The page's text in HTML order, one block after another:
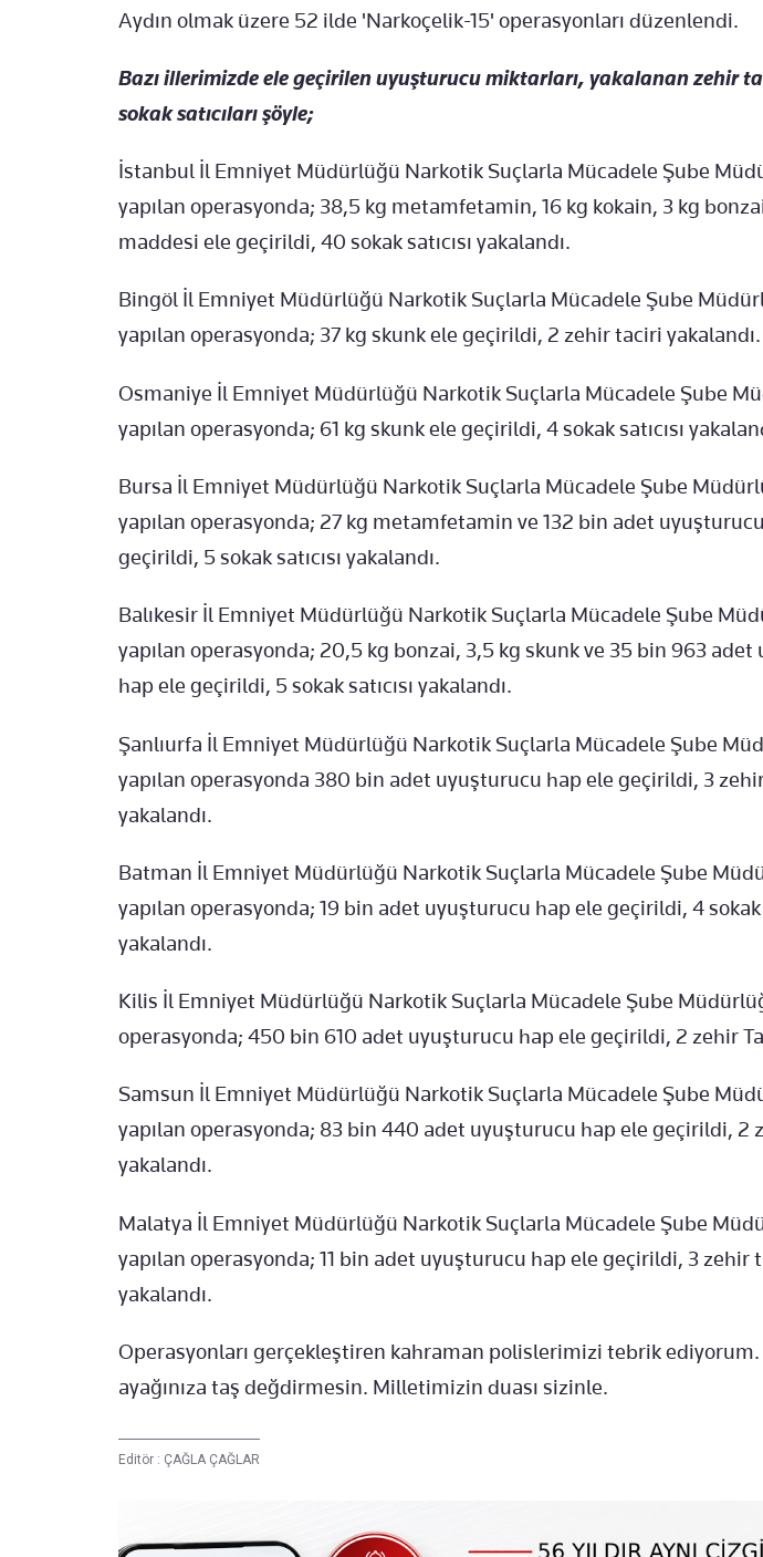
Aydın olmak üzere 52 ilde 'Narkoçelik-15' operasyonları düzenlendi.
Bazı illerimizde ele geçirilen uyuşturucu miktarları, yakalanan zehir
sokak satıcıları şöyle;
İstanbul İl Emniyet Müdürlüğü Narkotik Suçlarla Mücadele Şube
yapılan operasyonda; 38,5 kg metamfetamin, 16 kg kokain, 3 kg
maddesi ele geçirildi, 40 sokak satıcısı yakalandı.
Bingöl İl Emniyet Müdürlüğü Narkotik Suçlarla Mücadele Şube
yapılan operasyonda; 37 kg skunk ele geçirildi, 2 zehir taciri yakalandı.
Osmaniye İl Emniyet Müdürlüğü Narkotik Suçlarla Mücadele Şube
yapılan operasyonda; 61 kg skunk ele geçirildi, 4 sokak satıcısı
Bursa İl Emniyet Müdürlüğü Narkotik Suçlarla Mücadele Şube
yapılan operasyonda; 27 kg metamfetamin ve 132 bin adet
geçirildi, 5 sokak satıcısı yakalandı.
Balıkesir İl Emniyet Müdürlüğü Narkotik Suçlarla Mücadele Şube
yapılan operasyonda; 20,5 kg bonzai, 3,5 kg skunk ve 35 bin 963
hap ele geçirildi, 5 sokak satıcısı yakalandı.
Şanlıurfa İl Emniyet Müdürlüğü Narkotik Suçlarla Mücadele Şube
yapılan operasyonda 380 bin adet uyuşturucu hap ele geçirildi, 3
yakalandı.
Batman İl Emniyet Müdürlüğü Narkotik Suçlarla Mücadele Şube
yapılan operasyonda; 19 bin adet uyuşturucu hap ele geçirildi, 4 sokak
yakalandı.
Kilis İl Emniyet Müdürlüğü Narkotik Suçlarla Mücadele Şube
operasyonda; 450 bin 610 adet uyuşturucu hap ele geçirildi, 2 zehir
Samsun İl Emniyet Müdürlüğü Narkotik Suçlarla Mücadele Şube
yapılan operasyonda; 83 bin 440 adet uyuşturucu hap ele geçirildi, 2
yakalandı.
Malatya İl Emniyet Müdürlüğü Narkotik Suçlarla Mücadele Şube
yapılan operasyonda; 11 bin adet uyuşturucu hap ele geçirildi, 3 zehir
yakalandı.
Operasyonları gerçekleştiren kahraman polislerimizi tebrik
ayağınıza taş değdirmesin. Milletimizin duası sizinle.
Editör : ÇAĞLA ÇAĞLAR